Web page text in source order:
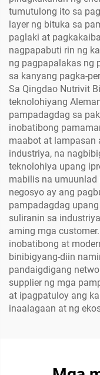
tumutulong ito sa
layer ng bituka sa
paglaki at
nagpapabuti rin ng
ng pagpapalakas ng
sa kanyang pagka-
Sa Qingdao Nutrivit
teknolohiyang
pampadagdag sa
inobatibong
maabot at lampasan
industriya, na
teknolohiya upang
mabilis na umuunlad
negosyo ay ang
pampadagdag
suliranin sa
aming mga
inobatibong at
binibigyang-diin
pandaigdigang
supplier ng mga
at ipagpatuloy ang
inaalagaan at ng